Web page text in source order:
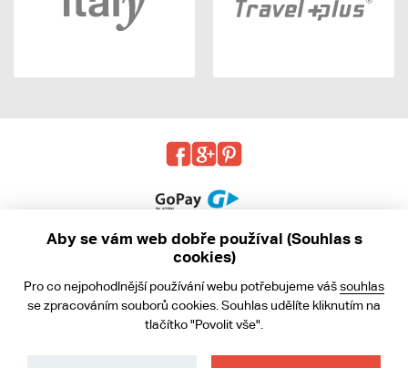
Obchodní podmínky
Ochrana osobních údajů
Aby se vám web dobře používal (Souhlas s
cookies)
Pro co nejpohodlnější používání webu potřebujeme vášsouhlas
se zpracováním souborů cookies. Souhlas udělíte kliknutím na
tlačítko "Povolit vše".